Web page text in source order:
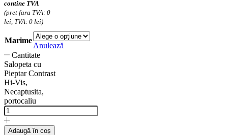
contine TVA
(pret fara TVA: 0
lei, TVA: 0 lei)
Marime
Anulează
Cantitate
Salopeta cu
Pieptar Contrast
Hi-Vis,
Necaptusita,
portocaliu
Adaugă în coș